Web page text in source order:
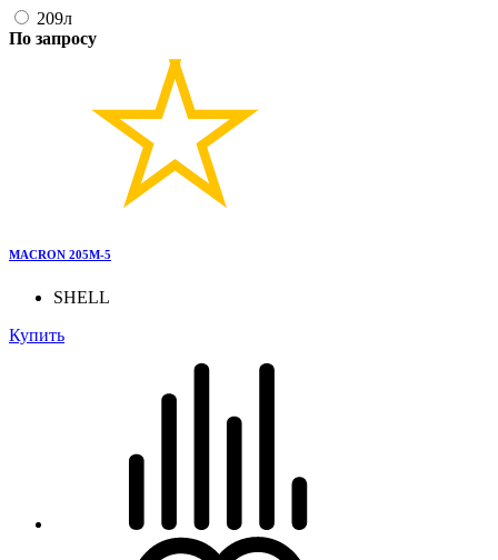
209л
По запросу
MACRON 205M-5
SHELL
Купить